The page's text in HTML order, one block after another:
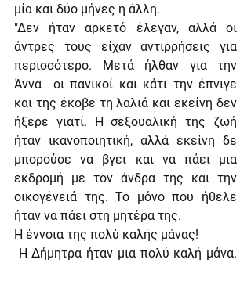
μία και δύο μήνες η άλλη.
"Δεν ήταν αρκετό έλεγαν, αλλά οι
άντρες τους είχαν αντιρρήσεις για
περισσότερο. Μετά ήλθαν για την
Άννα  οι πανικοί και κάτι την έπνιγε
και της έκοβε τη λαλιά και εκείνη δεν
ήξερε γιατί. Η σεξουαλική της ζωή
ήταν ικανοποιητική, αλλά εκείνη δε
μπορούσε να βγει και να πάει μια
εκδρομή με τον άνδρα της και την
οικογένειά της. Το μόνο που ήθελε
ήταν να πάει στη μητέρα της.
Η έννοια της πολύ καλής μάνας!
Η Δήμητρα ήταν μια πολύ καλή μάνα.